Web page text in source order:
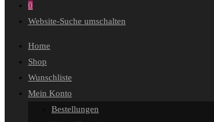
0
Website-Suche umschalten
Home
Shop
Wunschliste
Mein Konto
Bestellungen